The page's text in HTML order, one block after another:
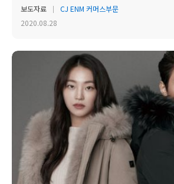
보도자료
CJ ENM 커머스부문
2020.08.28